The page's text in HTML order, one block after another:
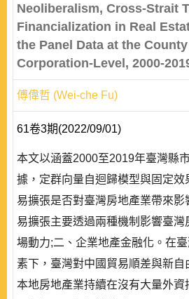
Neoliberalism, Cross-Strait
Financialization in Real
the Panel Data at the
Corporation-Level, 2000-
傅偉哲 (Wei-che Fu)
61卷3期(2022/09/01)
本文以涵蓋2000至2019年臺灣縣
據，定群向量自迴歸模型與固定效
易擴張是否對臺灣房地產業帶來影
易擴張主要透過兩種機制影響臺灣
場動力;二、企業地產金融化。在
素下，臺灣對中國貿易順差與新
本地房地產業持續在沒有大量外資